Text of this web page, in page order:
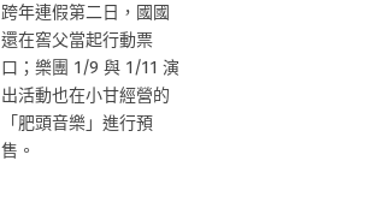
跨年連假第二日，國國
還在窖父當起行動票
口；樂團 1/9 與 1/11 演
出活動也在小甘經營的
「肥頭音樂」進行預
售。